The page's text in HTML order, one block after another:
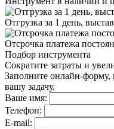
Отгрузка за 1 день,
Отсрочка платежа
Подбор инструмента
Сократите затраты и
Заполните онлайн-
вашу задачу.
Ваше имя:
Телефон:
E-mail: